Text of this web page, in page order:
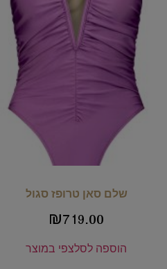
שלם סאן טרופז סגול
₪719.00
הוספה לסלצפי במוצר